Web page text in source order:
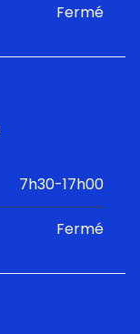
Fermé
7h30-17h00
Fermé